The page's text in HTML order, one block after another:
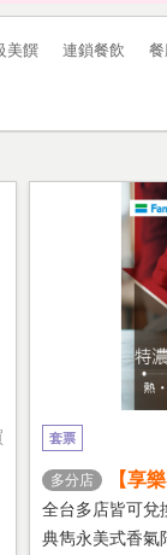
美饌 連鎖餐飲
套票
多分店
【享
熱特
全台多店皆可兌
典雋永美式香氣